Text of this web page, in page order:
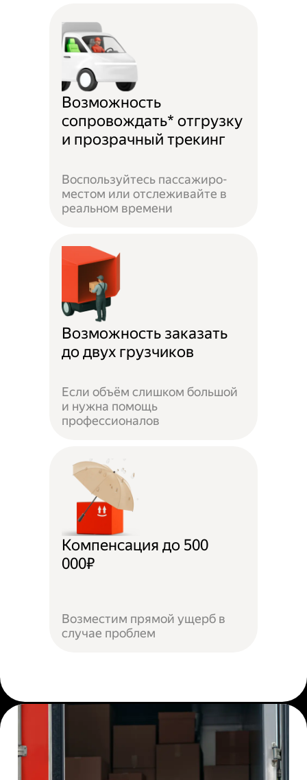
Возможность
сопровождать* отгрузку
и прозрачный трекинг
Воспользуйтесь пассажиро-
местом или отслеживайте в
реальном времени
Возможность заказать
до двух грузчиков
Если объём слишком большой
и нужна помощь
профессионалов
Компенсация до 500
000₽
Возместим прямой ущерб в
случае проблем